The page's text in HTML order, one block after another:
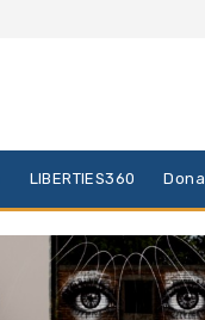
LIBERTIES360 Dona